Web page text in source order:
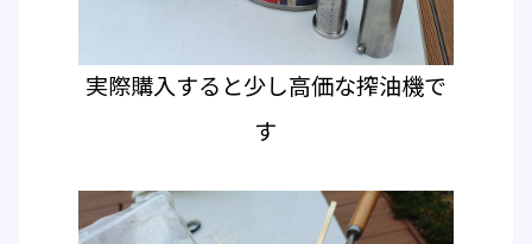
実際購入すると少し高価な搾油機で
す